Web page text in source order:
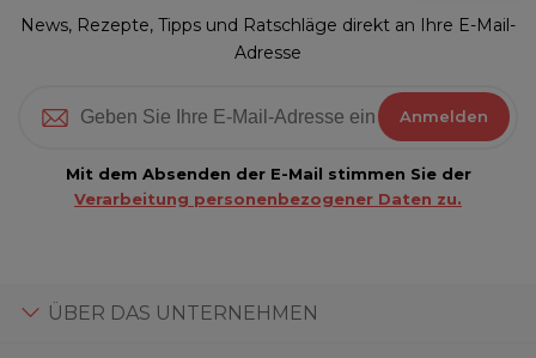
News, Rezepte, Tipps und Ratschläge direkt an Ihre E-Mail-
Adresse
Anmelden
Mit dem Absenden der E-Mail stimmen Sie der
Verarbeitung personenbezogener Daten zu.
ÜBER DAS UNTERNEHMEN